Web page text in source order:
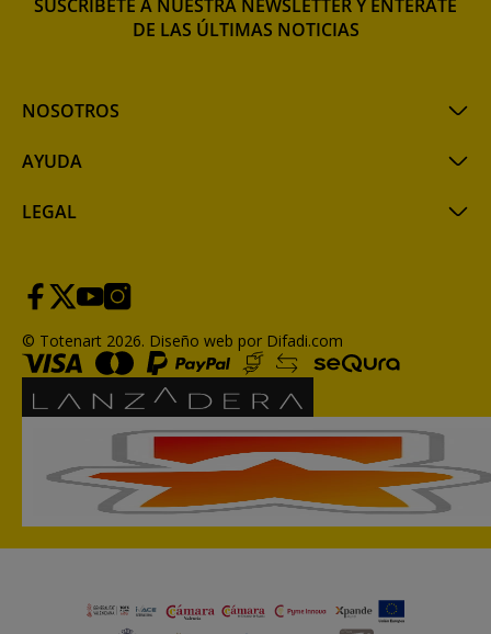
NOSOTROS
AYUDA
LEGAL
SUSCRÍBETE A NUESTRA NEWSLETTER Y ENTÉRATE
DE LAS ÚLTIMAS NOTICIAS
© Totenart 2026. Diseño web por Difadi.com